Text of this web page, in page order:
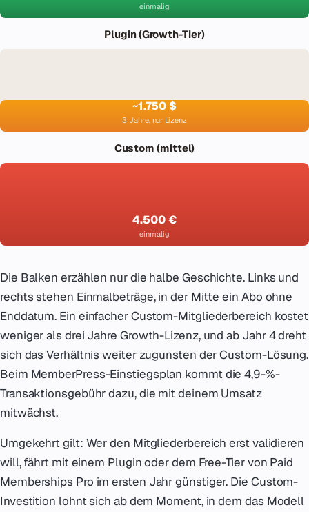
einmalig
Plugin (Growth-Tier)
~1.750 $
3 Jahre, nur Lizenz
Custom (mittel)
4.500 €
einmalig
Die Balken erzählen nur die halbe Geschichte. Links und
rechts stehen Einmalbeträge, in der Mitte ein Abo ohne
Enddatum. Ein einfacher Custom-Mitgliederbereich kostet
weniger als drei Jahre Growth-Lizenz, und ab Jahr 4 dreht
sich das Verhältnis weiter zugunsten der Custom-Lösung.
Beim MemberPress-Einstiegsplan kommt die 4,9-%-
Transaktionsgebühr dazu, die mit deinem Umsatz
mitwächst.
Umgekehrt gilt: Wer den Mitgliederbereich erst validieren
will, fährt mit einem Plugin oder dem Free-Tier von Paid
Memberships Pro im ersten Jahr günstiger. Die Custom-
Investition lohnt sich ab dem Moment, in dem das Modell